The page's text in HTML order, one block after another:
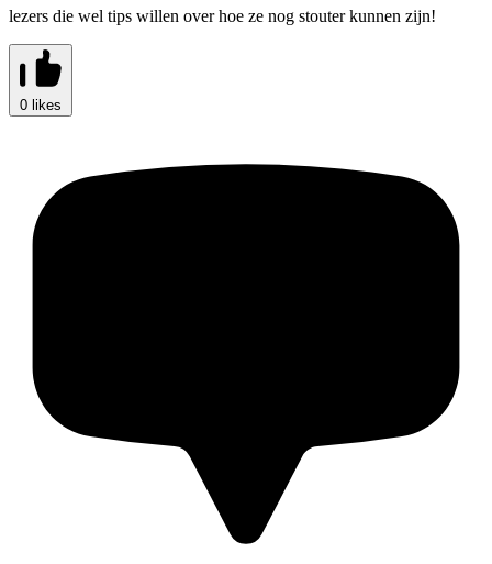
lezers die wel tips willen over hoe ze nog stouter kunnen zijn!
0 likes